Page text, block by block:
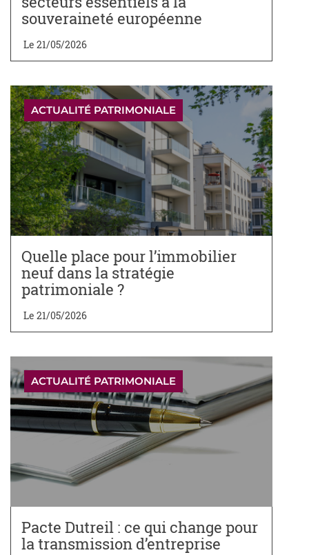
souveraineté européenne
Le 21/05/2026
ACTUALITÉ PATRIMONIALE
Quelle place pour l’immobilier
neuf dans la stratégie
patrimoniale ?
Le 21/05/2026
ACTUALITÉ PATRIMONIALE
Pacte Dutreil : ce qui change pour
la transmission d’entreprise